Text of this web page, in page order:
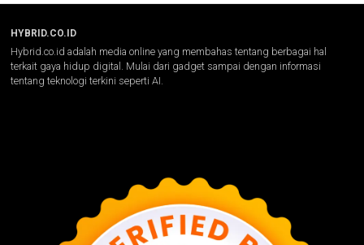
HYBRID.CO.ID
Hybrid.co.id adalah media online yang membahas tentang berbagai hal
terkait gaya hidup digital. Mulai dari gadget sampai dengan informasi
tentang teknologi terkini seperti AI.